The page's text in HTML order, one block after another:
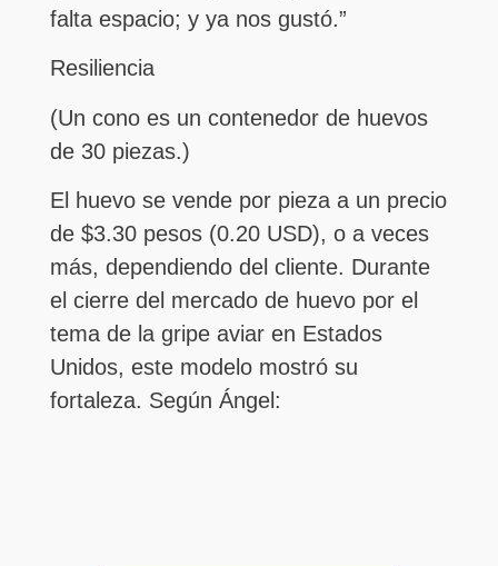
falta espacio; y ya nos gustó.”
Resiliencia
(Un cono es un contenedor de huevos
de 30 piezas.)
El huevo se vende por pieza a un precio
de $3.30 pesos (0.20 USD), o a veces
más, dependiendo del cliente. Durante
el cierre del mercado de huevo por el
tema de la gripe aviar en Estados
Unidos, este modelo mostró su
fortaleza. Según Ángel: